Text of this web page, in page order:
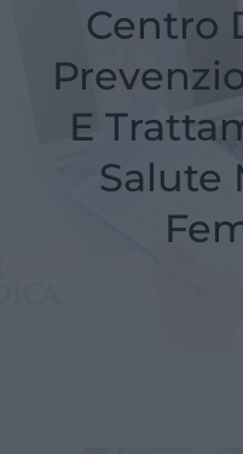
SERVIZI AL
SPECIALITA’
MEDICI
Centro
E
Salute